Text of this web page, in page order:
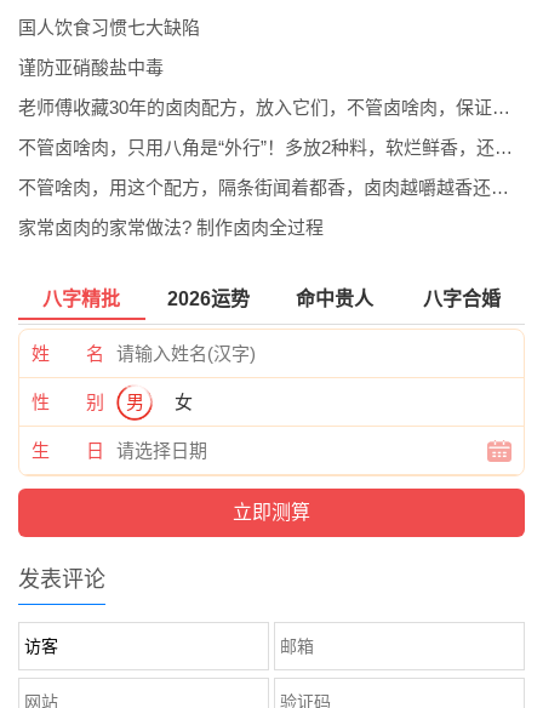
国人饮食习惯七大缺陷
谨防亚硝酸盐中毒
老师傅收藏30年的卤肉配方，放入它们，不管卤啥肉，保证味道纯正
不管卤啥肉，只用八角是“外行”！多放2种料，软烂鲜香，还入味
不管啥肉，用这个配方，隔条街闻着都香，卤肉越嚼越香还酥烂入味
家常卤肉的家常做法? 制作卤肉全过程
八字精批 2026运势 命中贵人 八字合婚
姓 名
性 别 男 女
生 日
发表评论